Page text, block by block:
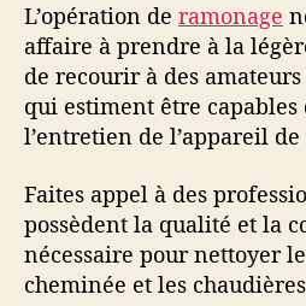
L’opération de ramonage
affaire à prendre à la
de recourir à des
qui estiment être capables
l’entretien de l’appareil
Faites appel à des
possèdent la qualité et la
nécessaire pour nettoyer
cheminée et les